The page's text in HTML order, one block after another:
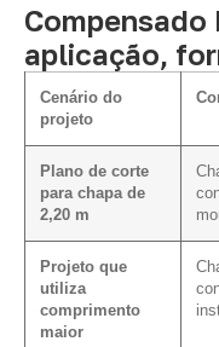
aplicação,
Cenário do
projeto
Plano de corte
para chapa de
2,20 m
Projeto que
utiliza
comprimento
maior